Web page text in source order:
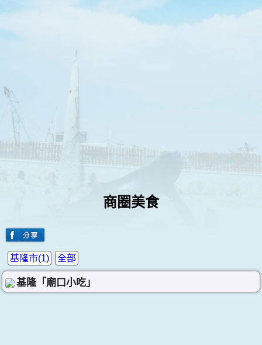
商圈美食
全部
基隆市(1)
基隆「廟口小吃」